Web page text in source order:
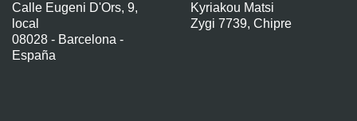
Calle Eugeni D'Ors, 9,
local
08028 - Barcelona -
España
Kyriakou Matsi
Zygi 7739, Chipre